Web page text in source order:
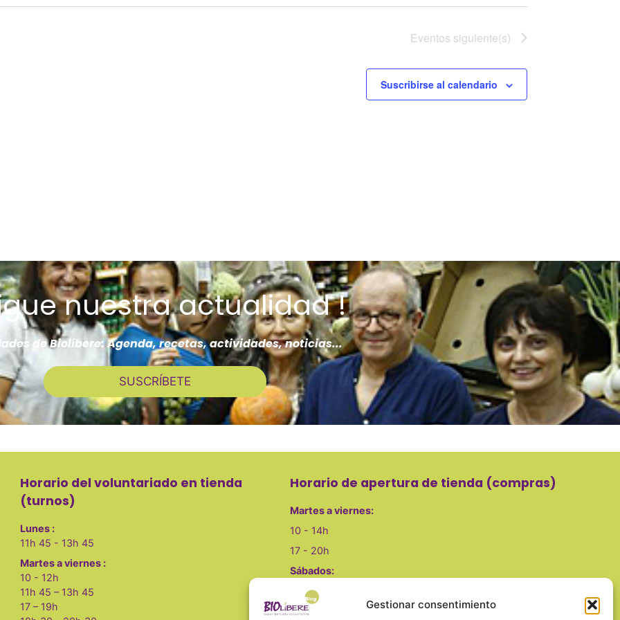
Gestionar consentimiento
Eventos siguiente(s)
Suscribirse al calendario
nuestra actualidad !
de Biolíbere: Agenda, recetas, actividades, noticias...
SUSCRÍBETE
Horario del voluntariado en tienda
(turnos)
Lunes :
11h 45 - 13h 45
Martes a viernes :
10 - 12h
11h 45 – 13h 45
17 – 19h
Horario de apertura de tienda (compras)
Martes a viernes:
10 - 14h
17 - 20h
Sábados:
10 - 14h
Lunes, domingo y festivos cerrado